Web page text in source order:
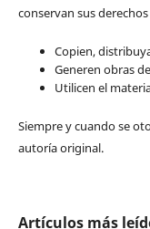
conservan sus
Copien,
Generen obras
Utilicen el
Siempre y cuando se
autoría original.
Artículos más